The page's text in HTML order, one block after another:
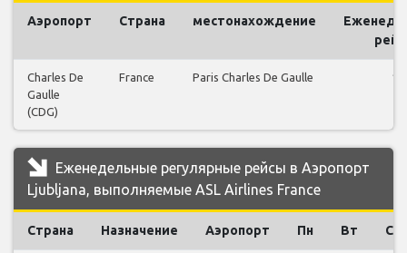
Аэропорт Страна местонахождение
Charles De
Gaulle
(CDG)
France Paris Charles De Gaulle 1
Еженедельные регулярные рейсы в Аэропорт
Ljubljana, выполняемые ASL Airlines France
Страна Назначение Аэропорт Пн Вт Ср